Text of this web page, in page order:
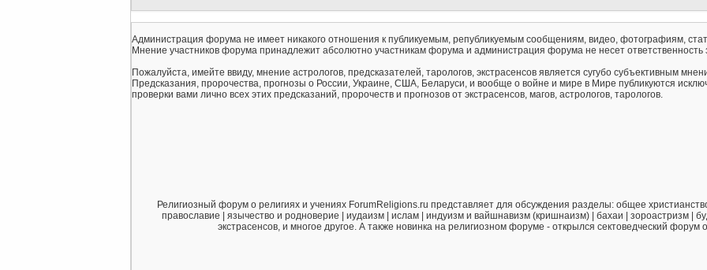
Администрация форума не имеет никакого отношения к публикуемым, републикуемым сообщениям, видео, фотографиям,
Мнение участников форума принадлежит абсолютно участникам форума и администрация форума не несет
Пожалуйста, имейте ввиду, мнение астрологов, предсказателей, тарологов, экстрасенсов является сугубо субъективным
Предсказания, пророчества, прогнозы о России, Украине, США, Беларуси, и вообще о войне и мире в Мире публикуются
проверки вами лично всех этих предсказаний, пророчеств и прогнозов от экстрасенсов, магов, астрологов, тарологов.
Религиозный форум о религиях и учениях ForumReligions.ru представляет для обсуждения разделы: общее
православие | язычество и родноверие | иудаизм | ислам | индуизм и вайшнавизм (кришнаизм) | бахаи | зороастризм |
экстрасенсов, и многое другое. А также новинка на религиозном форуме - открылся сектоведческий